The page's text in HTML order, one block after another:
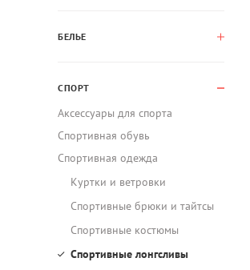
БЕЛЬЕ
СПОРТ
Аксессуары для спорта
Спортивная обувь
Спортивная одежда
Куртки и ветровки
Спортивные брюки и тайтсы
Спортивные костюмы
Спортивные лонгсливы